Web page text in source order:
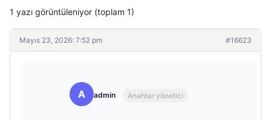
1 yazı görüntüleniyor (toplam 1)
Mayıs 23, 2026: 7:52 pm #16623
A admin Anahtar yönetici